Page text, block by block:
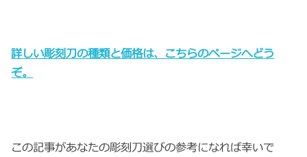
詳しい彫刻刀の種類と価格は、こちらのページへどう
ぞ。
この記事があなたの彫刻刀選びの参考になれば幸いで